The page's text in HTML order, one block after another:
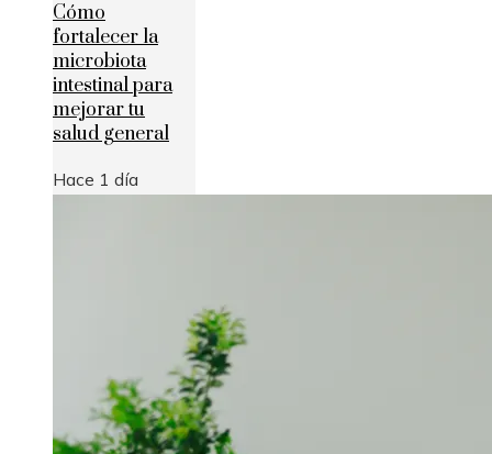
Cómo
fortalecer la
microbiota
intestinal para
mejorar tu
salud general
Hace 1 día